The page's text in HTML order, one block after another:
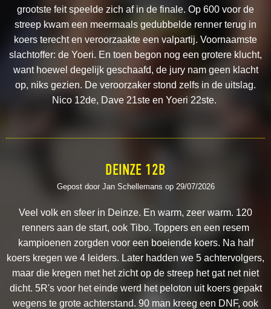
grootste feit speelde zich af in de finale. Op 600 voor de
streep kwam een meermaals gedubbelde renner terug in
koers terecht en veroorzaakte een valpartij. Voornaamste
slachtoffer: de Yoeri. En toen begon nog een grotere klucht,
want hoewel degelijk geschaafd, de jury nam geen klacht
op, niks gezien. De veroorzaker stond zelfs in de uitslag.
Nico 12de, Dave 21ste en Yoeri 22ste.
DEINZE 12B
Gepost door Jan Schellemans op 29/07/2026
Veel volk en sfeer in Deinze. En warm, zeer warm. 120
renners aan de start, ook Tibo. Toppers en een resem
kampioenen zorgden voor een boeiende koers. Na half
koers kregen we 4 leiders. Later hadden we 5 achtervolgers,
maar die kregen met het zicht op de streep het gat net niet
dicht. 5R's voor het einde werd het peloton uit koers gepakt
wegens te grote achterstand. 90 man kreeg een DNF, ook